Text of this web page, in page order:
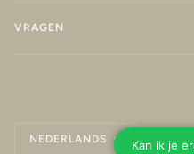
VRAGEN
Taal
NEDERLANDS